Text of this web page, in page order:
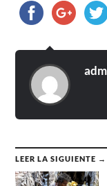
LEER LA SIGUIENTE →